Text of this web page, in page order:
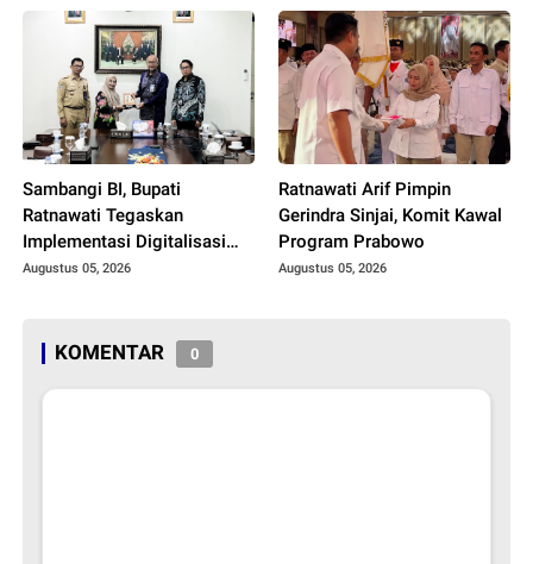
Sambangi BI, Bupati
Ratnawati Tegaskan
Implementasi Digitalisasi
Daerah
Augustus 05, 2026
Ratnawati Arif Pimpin
Gerindra Sinjai, Komit Kawal
Program Prabowo
Augustus 05, 2026
KOMENTAR 0